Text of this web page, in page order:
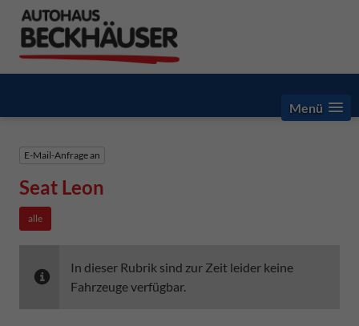
Menü
E-Mail-Anfrage an
Seat Leon
alle
In dieser Rubrik sind zur Zeit leider keine
Fahrzeuge verfügbar.